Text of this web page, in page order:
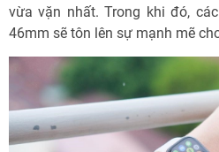
vừa vặn nhất. Trong khi đó,
46mm sẽ tôn lên sự mạnh mẽ